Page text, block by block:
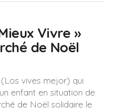
Vivre »
de Noël
(Los vives mejor) qui
enfant en situation de
de Noël solidaire le